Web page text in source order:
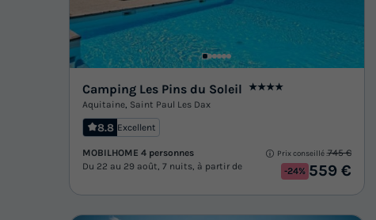
Camping Les Pins du Soleil
★★★★
Aquitaine, Saint Paul Les Dax
8.8 Excellent
MOBILHOME 4 personnes
Du 22 au 29 août, 7 nuits, à partir de
Prix conseillé :745 €
-24% 559 €